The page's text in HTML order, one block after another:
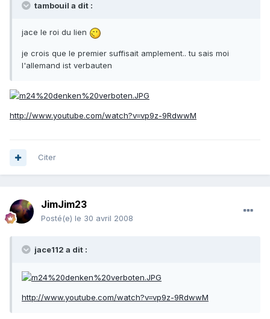
tambouil a dit :
jace le roi du lien
je crois que le premier suffisait amplement.. tu sais moi
l'allemand ist verbauten
http://www.youtube.com/watch?v=vp9z-9RdwwM
Citer
JimJim23
Posté(e) le 30 avril 2008
jace112 a dit :
http://www.youtube.com/watch?v=vp9z-9RdwwM